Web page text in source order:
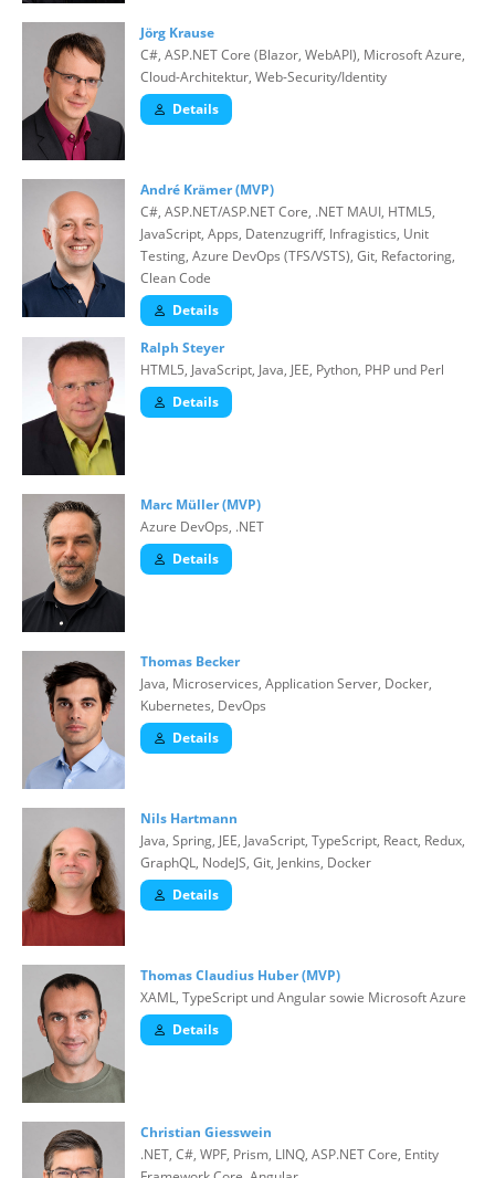
Jörg Krause
C#, ASP.NET Core (Blazor, WebAPI), Microsoft Azure,
Cloud-Architektur, Web-Security/Identity
Details
André Krämer (MVP)
C#, ASP.NET/ASP.NET Core, .NET MAUI, HTML5,
JavaScript, Apps, Datenzugriff, Infragistics, Unit
Testing, Azure DevOps (TFS/VSTS), Git, Refactoring,
Clean Code
Details
Ralph Steyer
HTML5, JavaScript, Java, JEE, Python, PHP und Perl
Details
Marc Müller (MVP)
Azure DevOps, .NET
Details
Thomas Becker
Java, Microservices, Application Server, Docker,
Kubernetes, DevOps
Details
Nils Hartmann
Java, Spring, JEE, JavaScript, TypeScript, React, Redux,
GraphQL, NodeJS, Git, Jenkins, Docker
Details
Thomas Claudius Huber (MVP)
XAML, TypeScript und Angular sowie Microsoft Azure
Details
Christian Giesswein
.NET, C#, WPF, Prism, LINQ, ASP.NET Core, Entity